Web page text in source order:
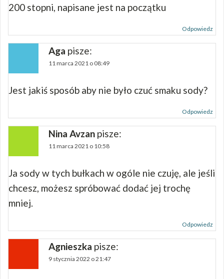
200 stopni, napisane jest na początku
Odpowiedz
Aga pisze:
11 marca 2021 o 08:49
Jest jakiś sposób aby nie było czuć smaku sody?
Odpowiedz
Nina Avzan pisze:
11 marca 2021 o 10:58
Ja sody w tych bułkach w ogóle nie czuję, ale jeśli
chcesz, możesz spróbować dodać jej trochę
mniej.
Odpowiedz
Agnieszka pisze:
9 stycznia 2022 o 21:47